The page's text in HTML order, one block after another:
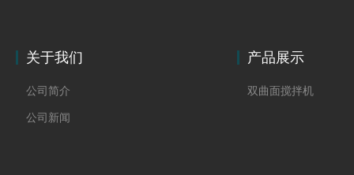
关于我们
公司简介
公司新闻
产品展示
双曲面搅拌机